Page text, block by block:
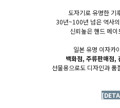
도자기로 유명한 기
30년~100년 넘은 역사
신뢰높은 핸드 메이
일본 유명 이자카
백화점, 주류판매점,
선물용으로도 디자인과 품